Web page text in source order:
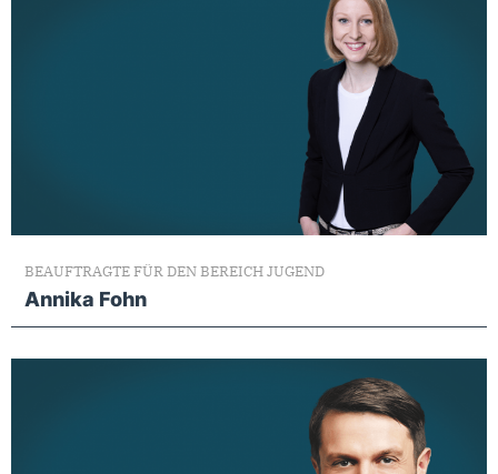
BEAUFTRAGTE FÜR DEN BEREICH JUGEND
Annika Fohn